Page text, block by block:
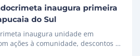
inaugura primeira
do Sul
inaugura unidade em
ações à comunidade, descontos e